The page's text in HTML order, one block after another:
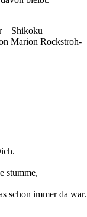
stumme,
schon immer da war.